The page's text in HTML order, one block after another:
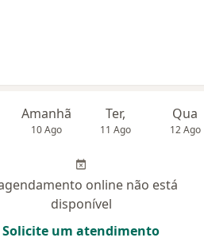
Amanhã
10 Ago
Ter,
11 Ago
Qua
12 Ago
online não está
disponível
Solicite um atendimento